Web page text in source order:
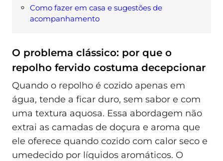
Como fazer em casa e sugestões de
acompanhamento
O problema clássico: por que o
repolho fervido costuma decepcionar
Quando o repolho é cozido apenas em
água, tende a ficar duro, sem sabor e com
uma textura aquosa. Essa abordagem não
extrai as camadas de doçura e aroma que
ele oferece quando cozido com calor seco e
umedecido por líquidos aromáticos. O